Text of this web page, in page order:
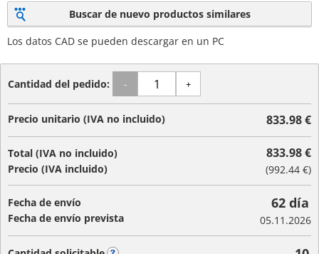
Buscar de nuevo productos similares
Los datos CAD se pueden descargar en un PC
Cantidad del pedido: - +
Precio unitario (IVA no incluido) 833.98 €
Total (IVA no incluido)
Precio (IVA incluido)
833.98 €
(992.44 €)
Fecha de envío
Fecha de envío prevista
62 día
05.11.2026